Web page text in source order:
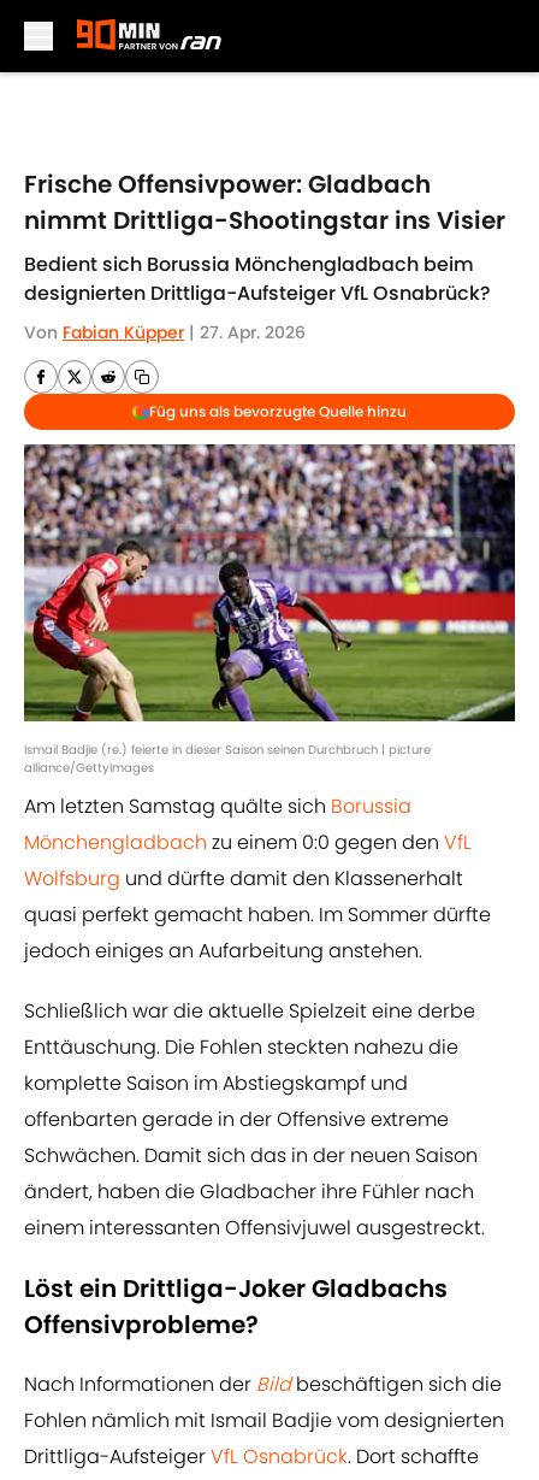
Frische Offensivpower: Gladbach
nimmt Drittliga-Shootingstar ins Visier
Bedient sich Borussia Mönchengladbach beim
designierten Drittliga-Aufsteiger VfL Osnabrück?
Von Fabian Küpper | 27. Apr. 2026
Füg uns als bevorzugte Quelle hinzu
Ismail Badjie (re.) feierte in dieser Saison seinen Durchbruch | picture
alliance/GettyImages
Am letzten Samstag quälte sich Borussia
Mönchengladbach zu einem 0:0 gegen den VfL
Wolfsburg und dürfte damit den Klassenerhalt
quasi perfekt gemacht haben. Im Sommer dürfte
jedoch einiges an Aufarbeitung anstehen.
Schließlich war die aktuelle Spielzeit eine derbe
Enttäuschung. Die Fohlen steckten nahezu die
komplette Saison im Abstiegskampf und
offenbarten gerade in der Offensive extreme
Schwächen. Damit sich das in der neuen Saison
ändert, haben die Gladbacher ihre Fühler nach
einem interessanten Offensivjuwel ausgestreckt.
Löst ein Drittliga-Joker Gladbachs
Offensivprobleme?
Nach Informationen der Bild beschäftigen sich die
Fohlen nämlich mit Ismail Badjie vom designierten
Drittliga-AufsteigerVfL Osnabrück. Dort schaffte